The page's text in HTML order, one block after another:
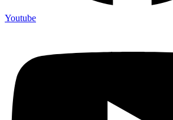
Youtube